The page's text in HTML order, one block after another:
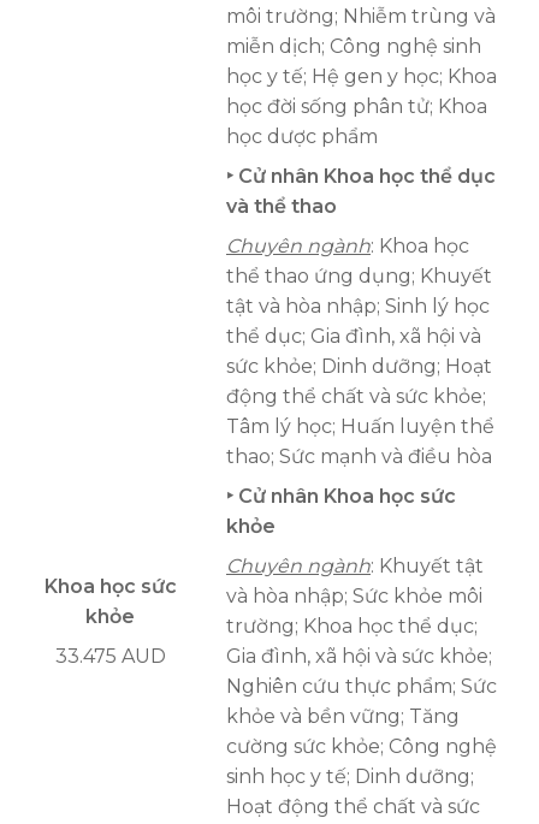
Khoa học sức
khỏe
33.475 AUD
môi trường; Nhiễm trùng và
miễn dịch; Công nghệ sinh
học y tế; Hệ gen y học; Khoa
học đời sống phân tử; Khoa
học dược phẩm
‣ Cử nhân Khoa học thể dục
và thể thao
Chuyên ngành: Khoa học
thể thao ứng dụng; Khuyết
tật và hòa nhập; Sinh lý học
thể dục; Gia đình, xã hội và
sức khỏe; Dinh dưỡng; Hoạt
động thể chất và sức khỏe;
Tâm lý học; Huấn luyện thể
thao; Sức mạnh và điều hòa
‣ Cử nhân Khoa học sức
khỏe
Chuyên ngành: Khuyết tật
và hòa nhập; Sức khỏe môi
trường; Khoa học thể dục;
Gia đình, xã hội và sức khỏe;
Nghiên cứu thực phẩm; Sức
khỏe và bền vững; Tăng
cường sức khỏe; Công nghệ
sinh học y tế; Dinh dưỡng;
Hoạt động thể chất và sức